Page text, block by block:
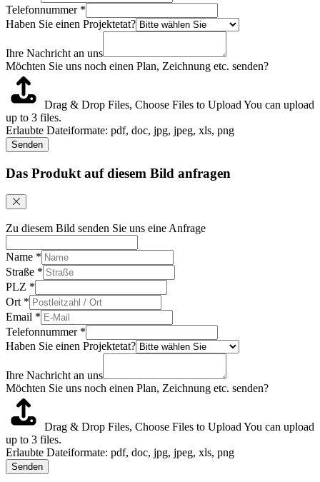
Telefonnummer *
Haben Sie einen Projektetat?
Ihre Nachricht an uns
Möchten Sie uns noch einen Plan, Zeichnung etc. senden?
Drag & Drop Files, Choose Files to Upload You can upload
up to 3 files.
Erlaubte Dateiformate: pdf, doc, jpg, jpeg, xls, png
Senden
Das Produkt auf diesem Bild anfragen
Zu diesem Bild senden Sie uns eine Anfrage
Name *
Straße *
PLZ *
Ort *
Email *
Telefonnummer *
Haben Sie einen Projektetat?
Ihre Nachricht an uns
Möchten Sie uns noch einen Plan, Zeichnung etc. senden?
Drag & Drop Files, Choose Files to Upload You can upload
up to 3 files.
Erlaubte Dateiformate: pdf, doc, jpg, jpeg, xls, png
Senden